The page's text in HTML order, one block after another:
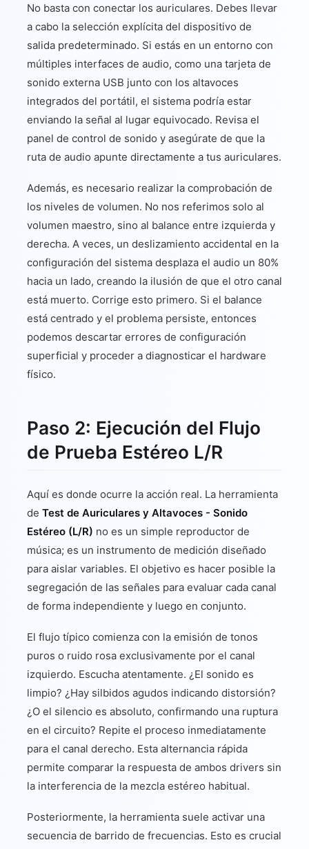
No basta con conectar los auriculares. Debes llevar
a cabo la selección explícita del dispositivo de
salida predeterminado. Si estás en un entorno con
múltiples interfaces de audio, como una tarjeta de
sonido externa USB junto con los altavoces
integrados del portátil, el sistema podría estar
enviando la señal al lugar equivocado. Revisa el
panel de control de sonido y asegúrate de que la
ruta de audio apunte directamente a tus auriculares.
Además, es necesario realizar la comprobación de
los niveles de volumen. No nos referimos solo al
volumen maestro, sino al balance entre izquierda y
derecha. A veces, un deslizamiento accidental en la
configuración del sistema desplaza el audio un 80%
hacia un lado, creando la ilusión de que el otro canal
está muerto. Corrige esto primero. Si el balance
está centrado y el problema persiste, entonces
podemos descartar errores de configuración
superficial y proceder a diagnosticar el hardware
físico.
Paso 2: Ejecución del Flujo
de Prueba Estéreo L/R
Aquí es donde ocurre la acción real. La herramienta
de Test de Auriculares y Altavoces - Sonido
Estéreo (L/R) no es un simple reproductor de
música; es un instrumento de medición diseñado
para aislar variables. El objetivo es hacer posible la
segregación de las señales para evaluar cada canal
de forma independiente y luego en conjunto.
El flujo típico comienza con la emisión de tonos
puros o ruido rosa exclusivamente por el canal
izquierdo. Escucha atentamente. ¿El sonido es
limpio? ¿Hay silbidos agudos indicando distorsión?
¿O el silencio es absoluto, confirmando una ruptura
en el circuito? Repite el proceso inmediatamente
para el canal derecho. Esta alternancia rápida
permite comparar la respuesta de ambos drivers sin
la interferencia de la mezcla estéreo habitual.
Posteriormente, la herramienta suele activar una
secuencia de barrido de frecuencias. Esto es crucial